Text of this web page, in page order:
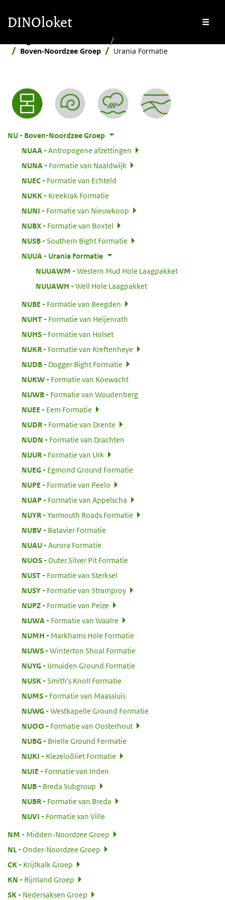
DINOloket
Boven-Noordzee Groep
Urania Formatie
Nomenclator menu
NU:
Boven-Noordzee Groep
NUAA
Antropogene afzettingen
NUNA
Formatie van Naaldwijk
NUEC:
Formatie van Echteld
NUKK:
Kreekrak Formatie
NUNI
Formatie van Nieuwkoop
NUBX:
Formatie van Boxtel
NUSB:
Southern Bight Formatie
NUUA
Urania Formatie
NUUAWM
Western Mud Hole Laagpakket
NUUAWH
Well Hole Laagpakket
NUBE
Formatie van Beegden
NUHT:
Formatie van Heijenrath
NUHS:
Formatie van Holset
NUKR:
Formatie van Kreftenheye
NUDB:
Dogger Bight Formatie
NUKW:
Formatie van Koewacht
NUWB:
Formatie van Woudenberg
NUEE
Eem Formatie
NUDR:
Formatie van Drente
NUDN
Formatie van Drachten
NUUR:
Formatie van Urk
NUEG:
Egmond Ground Formatie
NUPE
Formatie van Peelo
NUAP:
Formatie van Appelscha
NUYR:
Yarmouth Roads Formatie
NUBV:
Batavier Formatie
NUAU:
Aurora Formatie
NUOS:
Outer Silver Pit Formatie
NUST:
Formatie van Sterksel
NUSY:
Formatie van Stramproy
NUPZ:
Formatie van Peize
NUWA
Formatie van Waalre
NUMH
Markhams Hole Formatie
NUWS:
Winterton Shoal Formatie
NUYG:
IJmuiden Ground Formatie
NUSK:
Smith's Knoll Formatie
NUMS:
Formatie van Maassluis
NUWG:
Westkapelle Ground Formatie
NUOO
Formatie van Oosterhout
NUBG:
Brielle Ground Formatie
NUKI
Kiezeloöliet Formatie
NUIE
Formatie van Inden
NUB:
Breda Subgroup
NUBR:
Formatie van Breda
NUVI
Formatie van Ville
NM
Midden-Noordzee Groep
NL
Onder-Noordzee Groep
CK:
Krijtkalk Groep
KN
Rijnland Groep
SK: Nedersaksen Groep